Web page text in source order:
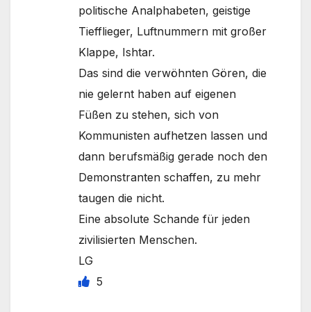
politische Analphabeten, geistige
Tiefflieger, Luftnummern mit großer
Klappe, Ishtar.
Das sind die verwöhnten Gören, die
nie gelernt haben auf eigenen
Füßen zu stehen, sich von
Kommunisten aufhetzen lassen und
dann berufsmäßig gerade noch den
Demonstranten schaffen, zu mehr
taugen die nicht.
Eine absolute Schande für jeden
zivilisierten Menschen.
LG
5